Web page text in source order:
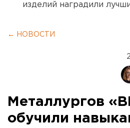
изделий наградили
← НОВОСТИ
Металлургов
обучили